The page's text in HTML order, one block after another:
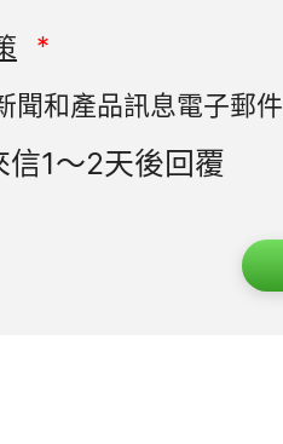
聞和產品訊息電子郵件
1～2天後回覆